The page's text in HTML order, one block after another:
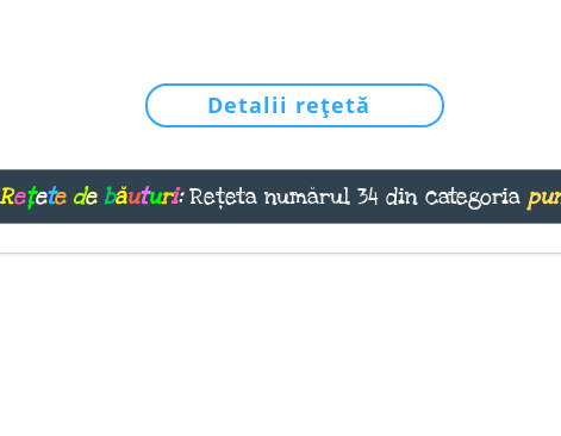
Detalii rețetă
Rețete de băuturi:Rețeta numărul 34 din categoria